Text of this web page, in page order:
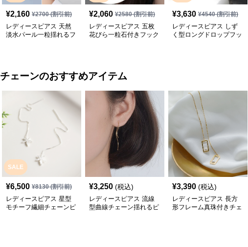
¥2,160 ¥2700(割引前)
レディースピアス 天然
淡水パール一粒揺れるフ
¥2,060 ¥2580(割引前)
レディースピアス 五枚
花びら一粒石付きフック
¥3,630 ¥4540(割引前)
レディースピアス しず
く型ロングドロップフッ
チェーンのおすすめアイテム
SALE
¥6,500 ¥8130(割引前)
レディースピアス 星型
モチーフ繊細チェーンピ
¥3,250 (税込)
レディースピアス 流線
型曲線チェーン揺れるピ
¥3,390 (税込)
レディースピアス 長方
形フレーム真珠付きチェ